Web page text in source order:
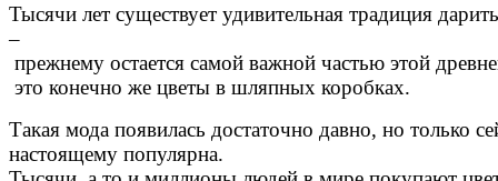
Тысячи лет существует удивительная традиция дарить
–
прежнему остается самой важной частью этой
это конечно же цветы в шляпных коробках.
Такая мода появилась достаточно давно, но только
настоящему популярна.